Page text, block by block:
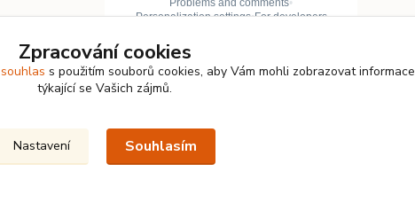
Zpracování cookies
souhlas s použitím souborů cookies, aby Vám mohli zobrazovat informace
týkající se Vašich zájmů.
Nastavení Souhlasím